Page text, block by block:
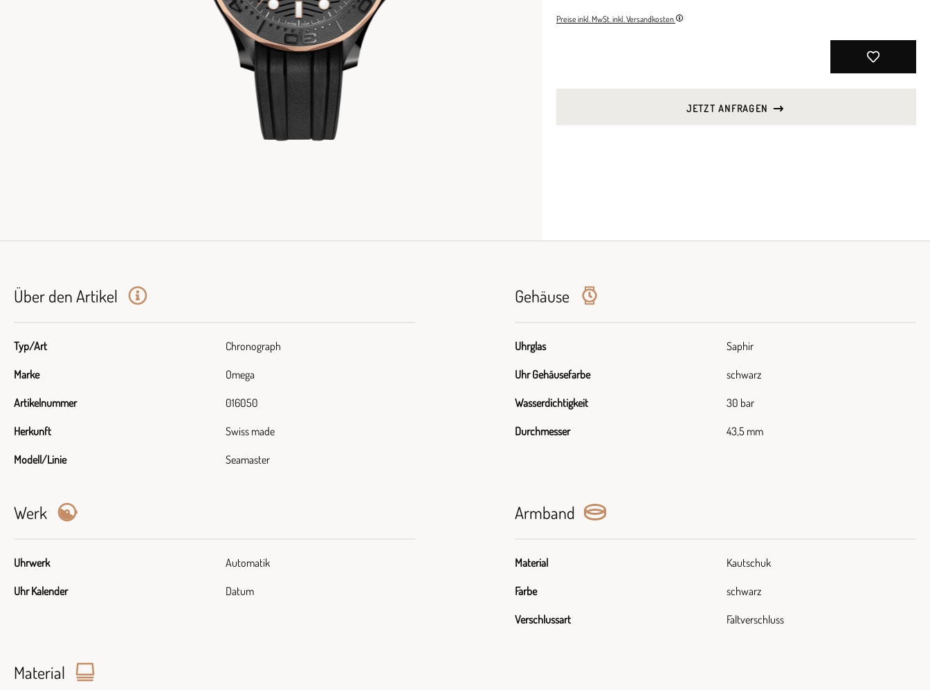
Preise inkl. MwSt. inkl. Versandkosten
JETZT ANFRAGEN
Über den Artikel
Typ/Art Chronograph
Marke Omega
Artikelnummer 016050
Herkunft Swiss made
Modell/Linie Seamaster
Gehäuse
Uhrglas Saphir
Uhr Gehäusefarbe schwarz
Wasserdichtigkeit 30 bar
Durchmesser 43,5 mm
Werk
Uhrwerk Automatik
Uhr Kalender Datum
Armband
Material Kautschuk
Farbe schwarz
Verschlussart Faltverschluss
Material